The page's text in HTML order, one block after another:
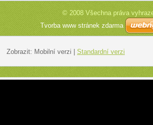
© 2008 Všechna práva
Tvorba www stránek zdarma
Zobrazit: Mobilní verzi Standardní verzi